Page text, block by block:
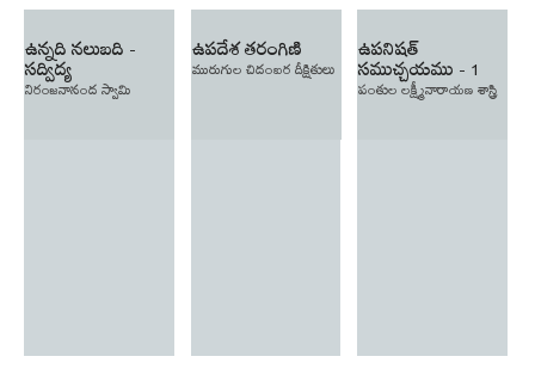
ఉన్నది నలుబది -
సద్విద్య
నిరంజనానంద స్వామి
ఉపదేశ తరంగిణి
మురుగుల చిదంబర దీక్షితులు
ఉపనిషత్
సముచ్చయము - 1
పంతుల లక్ష్మీనారాయణ శాస్త్రి